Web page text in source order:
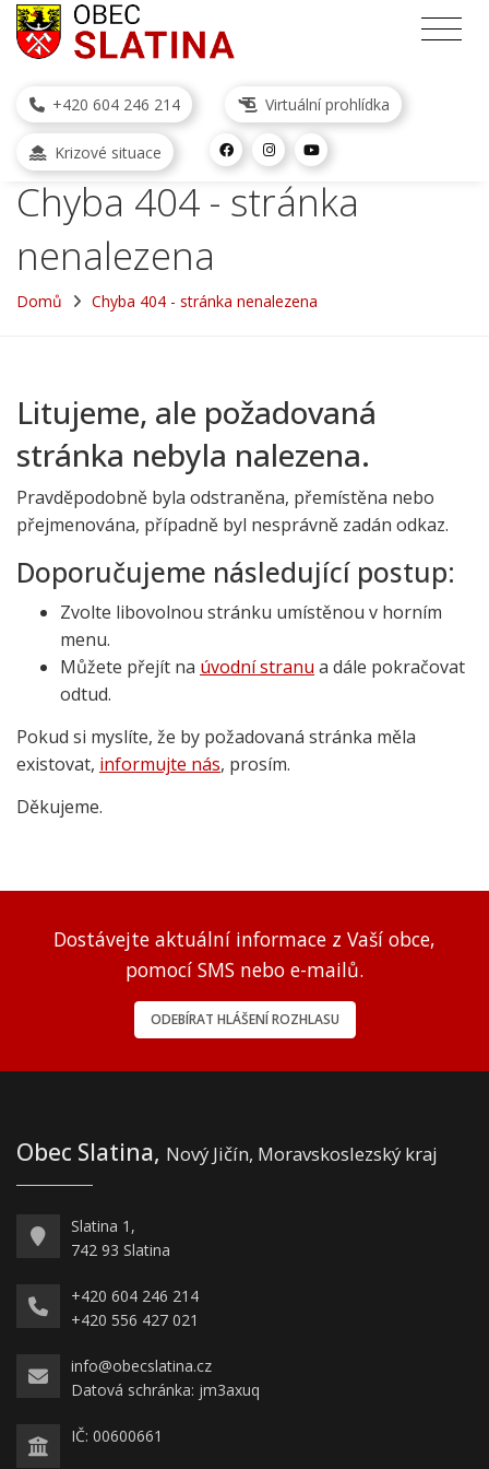
+420 604 246 214 Virtuální prohlídka
Krizové situace
Chyba 404 - stránka
nenalezena
Domů Chyba 404 - stránka nenalezena
Litujeme, ale požadovaná
stránka nebyla nalezena.
Pravděpodobně byla odstraněna, přemístěna nebo
přejmenována, případně byl nesprávně zadán odkaz.
Doporučujeme následující postup:
Zvolte libovolnou stránku umístěnou v horním
menu.
Můžete přejít na úvodní stranu a dále pokračovat
odtud.
Pokud si myslíte, že by požadovaná stránka měla
existovat, informujte nás, prosím.
Děkujeme.
Dostávejte aktuální informace z Vaší obce,
pomocí SMS nebo e-mailů.
ODEBÍRAT HLÁŠENÍ ROZHLASU
Obec Slatina, Nový Jičín, Moravskoslezský kraj
Slatina 1,
742 93 Slatina
+420 604 246 214
+420 556 427 021
info@obecslatina.cz
Datová schránka: jm3axuq
IČ: 00600661